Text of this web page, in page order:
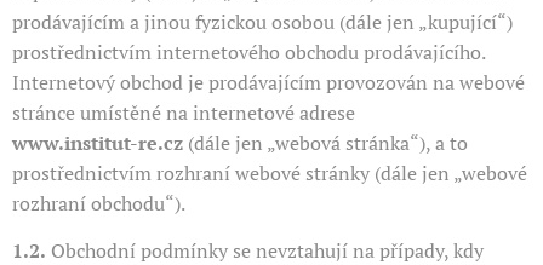
prodávajícím a jinou fyzickou osobou (dále jen „kupující“)
prostřednictvím internetového obchodu prodávajícího.
Internetový obchod je prodávajícím provozován na webové
stránce umístěné na internetové adrese
www.institut-re.cz (dále jen „webová stránka“), a to
prostřednictvím rozhraní webové stránky (dále jen „webové
rozhraní obchodu“).
1.2. Obchodní podmínky se nevztahují na případy, kdy